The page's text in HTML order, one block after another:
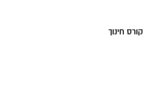
קורס חינוך